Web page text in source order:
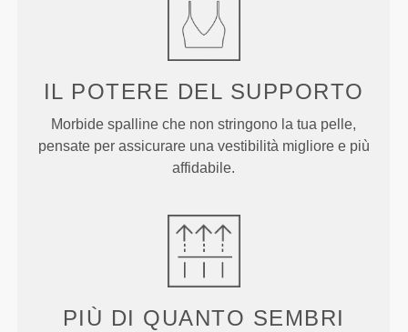
IL POTERE DEL SUPPORTO
Morbide spalline che non stringono la tua pelle,
pensate per assicurare una vestibilità migliore e più
affidabile.
PIÙ DI QUANTO SEMBRI